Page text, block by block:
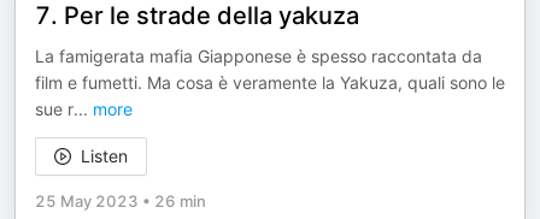
7. Per le strade della yakuza
La famigerata mafia Giapponese è spesso raccontata da
film e fumetti. Ma cosa è veramente la Yakuza, quali sono le
sue r... more
Listen
25 May 2023 • 26 min